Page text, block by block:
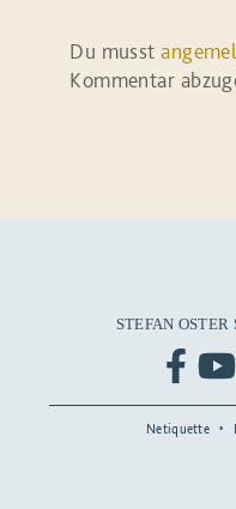
Du musst
Kommentar
STEFAN
Netiquette